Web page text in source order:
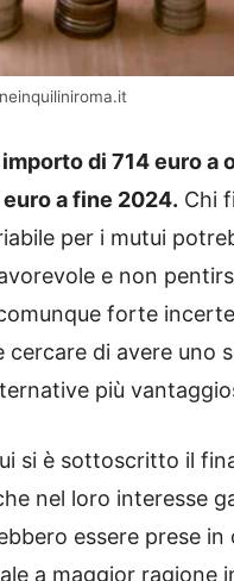
di 714 euro a
a fine 2024. Chi
per i mutui
e non
forte
di avere uno
più
si è sottoscritto il
nel loro interesse
essere prese in
a maggior ragione